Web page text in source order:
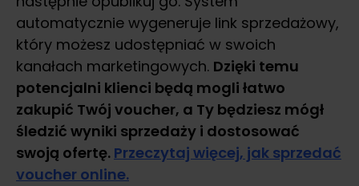
automatycznie wygeneruje link sprzedażowy,
który możesz udostępniać w swoich
kanałach marketingowych. Dzięki temu
potencjalni klienci będą mogli łatwo
zakupić Twój voucher, a Ty będziesz mógł
śledzić wyniki sprzedaży i dostosować
swoją ofertę. Przeczytaj więcej, jak sprzedać
voucher online.